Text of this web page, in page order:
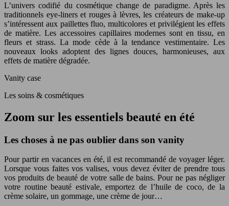
L’univers codifié du cosmétique change de paradigme. Après les
traditionnels eye-liners et rouges à lèvres, les créateurs de make-up
s’intéressent aux paillettes fluo, multicolores et privilégient les effets
de matière. Les accessoires capillaires modernes sont en tissu, en
fleurs et strass. La mode cède à la tendance vestimentaire. Les
nouveaux looks adoptent des lignes douces, harmonieuses, aux
effets de matière dégradée.
Vanity case
Les soins & cosmétiques
Zoom sur les essentiels beauté en été
Les choses à ne pas oublier dans son vanity
Pour partir en vacances en été, il est recommandé de voyager léger.
Lorsque vous faites vos valises, vous devez éviter de prendre tous
vos produits de beauté de votre salle de bains. Pour ne pas négliger
votre routine beauté estivale, emportez de l’huile de coco, de la
crème solaire, un gommage, une crème de jour…